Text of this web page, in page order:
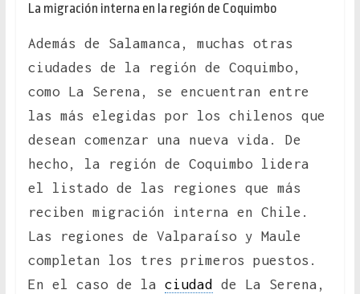
La migración interna en la región de Coquimbo
Además de Salamanca, muchas otras
ciudades de la región de Coquimbo,
como La Serena, se encuentran entre
las más elegidas por los chilenos que
desean comenzar una nueva vida. De
hecho, la región de Coquimbo lidera
el listado de las regiones que más
reciben migración interna en Chile.
Las regiones de Valparaíso y Maule
completan los tres primeros puestos.
En el caso de la ciudad
de La Serena,